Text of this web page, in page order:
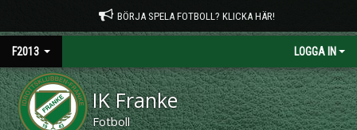
BÖRJA SPELA FOTBOLL? KLICKA HÄR!
F2013 LOGGA IN
IK Franke
Fotboll